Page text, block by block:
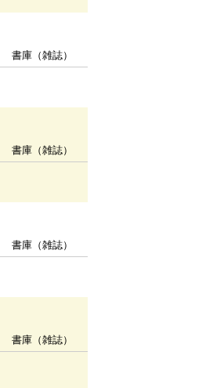
書庫（雑誌）
書庫（雑誌）
書庫（雑誌）
書庫（雑誌）